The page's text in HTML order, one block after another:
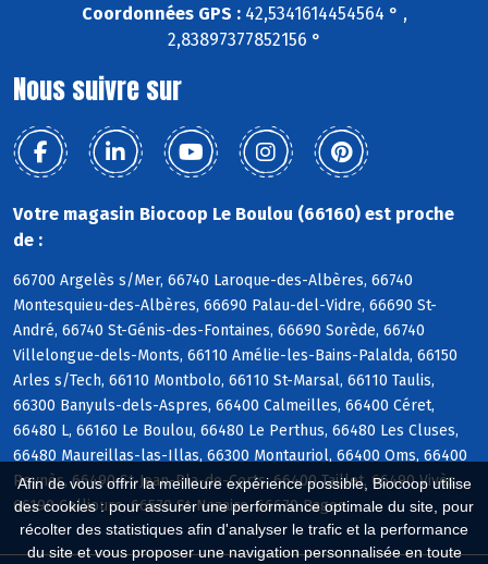
Afin de vous offrir la meilleure expérience possible, Biocoop utilise
des cookies : pour assurer une performance optimale du site, pour
récolter des statistiques afin d'analyser le trafic et la performance
du site et vous proposer une navigation personnalisée en toute
Coordonnées GPS :42,5341614454564 ° ,
2,83897377852156 °
Nous suivre sur
Votre magasin Biocoop Le Boulou (66160) est proche
de :
66700 Argelès s/Mer, 66740 Laroque-des-Albères, 66740
Montesquieu-des-Albères, 66690 Palau-del-Vidre, 66690 St-
André, 66740 St-Génis-des-Fontaines, 66690 Sorède, 66740
Villelongue-dels-Monts, 66110 Amélie-les-Bains-Palalda, 66150
Arles s/Tech, 66110 Montbolo, 66110 St-Marsal, 66110 Taulis,
66300 Banyuls-dels-Aspres, 66400 Calmeilles, 66400 Céret,
66480 L, 66160 Le Boulou, 66480 Le Perthus, 66480 Les Cluses,
66480 Maureillas-las-Illas, 66300 Montauriol, 66400 Oms, 66400
Reynès, 66490 St-Jean-Pla-de-Corts, 66400 Taillet, 66490 Vivès,
66190 Collioure, 66570 St-Nazaire, 66670 Bages